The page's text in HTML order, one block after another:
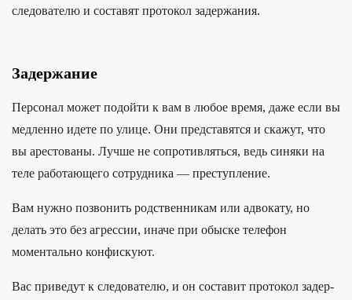
следователю и составят протокол задержания.
Задержание
Персонал может подойти к вам в любое время, даже если вы
медленно идете по улице. Они представятся и скажут, что
вы арестованы. Лучше не сопротивляться, ведь синяки на
теле работающего сотрудника — преступление.
Вам нужно позвонить родственникам или адвокату, но
делать это без агрессии, иначе при обыске телефон
моментально конфискуют.
Вас при­ведут к сле­дова­телю, и он сос­тавит про­токол задер­